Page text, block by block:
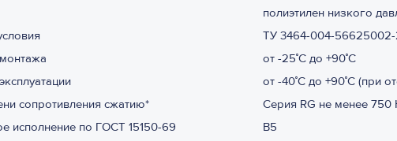
полиэтилен низкого
ТУ 3464-004-
от -25˚С до +90˚С
от -40˚С до +90˚С (при
сопротивления сжатию*
Серия RG не менее 750
исполнение по ГОСТ 15150-69
В5